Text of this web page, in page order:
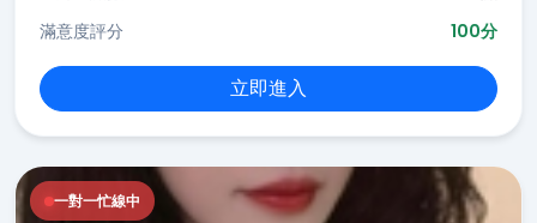
滿意度評分
100分
立即進入
一對一忙線中